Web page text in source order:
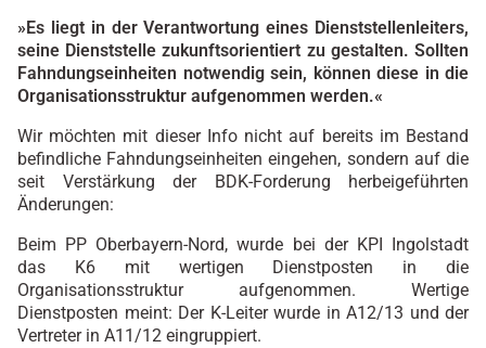
»Es liegt in der Verantwortung eines Dienststellenleiters,
seine Dienststelle zukunftsorientiert zu gestalten. Sollten
Fahndungseinheiten notwendig sein, können diese in die
Organisationsstruktur aufgenommen werden.«
Wir möchten mit dieser Info nicht auf bereits im Bestand
befindliche Fahndungseinheiten eingehen, sondern auf die
seit Verstärkung der BDK-Forderung herbeigeführten
Änderungen:
Beim PP Oberbayern-Nord, wurde bei der KPI Ingolstadt
das K6 mit wertigen Dienstposten in die
Organisationsstruktur aufgenommen. Wertige
Dienstposten meint: Der K-Leiter wurde in A12/13 und der
Vertreter in A11/12 eingruppiert.